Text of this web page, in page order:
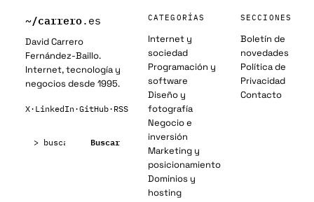
~/carrero.es
David Carrero
Fernández-Baillo.
Internet, tecnología y
negocios desde 1995.
X· LinkedIn·GitHub· RSS
Buscar
CATEGORÍAS
Internet y
sociedad
Programación y
software
Diseño y
fotografía
Negocio e
inversión
Marketing y
posicionamiento
Dominios y
hosting
SECCIONES
Boletín de
novedades
Política de
Privacidad
Contacto